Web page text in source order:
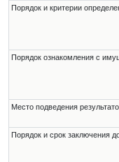
Порядок и критерии
Порядок ознакомления с
Место подведения
Порядок и срок заключения